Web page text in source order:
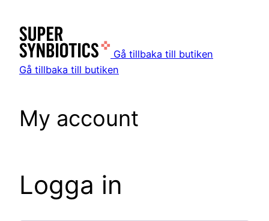
innehåll
Gå tillbaka till butiken
Gå tillbaka till butiken
My account
Logga in